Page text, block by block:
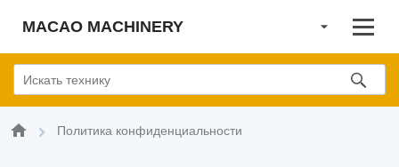
MACAO MACHINERY
Политика конфиденциальности